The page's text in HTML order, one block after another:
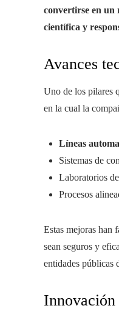
convertirse en un
científica y
Avances
Uno de los pilares
en la cual la
Líneas
Sistemas de
Laboratorios
Procesos
Estas mejoras han
sean seguros y
entidades públicas
Innovación